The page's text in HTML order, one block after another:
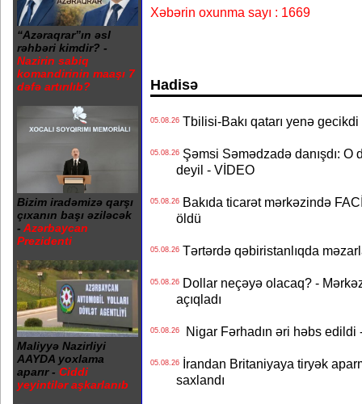
“Azəraqrar”ın əsl
rəhbəri kimdir? -
Nazirin sabiq
komandirinin maaşı 7
dəfə artırılıb?
Bizim iradəmizə qarşı
çıxanın başı əziləcək
- Azərbaycan
Prezidenti
Maliyyə Nazirliyi
AAYDA yoxlama
aparır - Ciddi
yeyintilər aşkarlanıb
Xəbərin oxunma sayı : 1669
Hadisə
05.08.26Tbilisi-Bakı qatarı yenə gecikdi
05.08.26Şəmsi Səmədzadə danışdı: O
deyil - VİDEO
05.08.26Bakıda ticarət mərkəzində
öldü
05.08.26Tərtərdə qəbiristanlıqda
05.08.26Dollar neçəyə olacaq? -
açıqladı
05.08.26Nigar Fərhadın əri həbs edildi
05.08.26İrandan Britaniyaya tiryək
saxlandı